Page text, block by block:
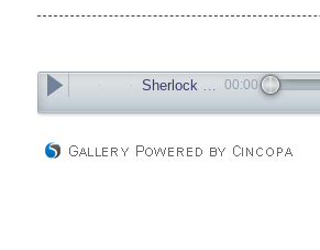
Sherlock Holmes 00:00